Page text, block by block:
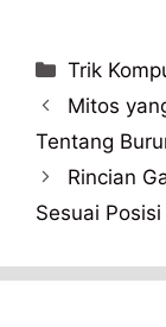
Trik
Mitos
Tentang
Rincian
Sesuai Posisi